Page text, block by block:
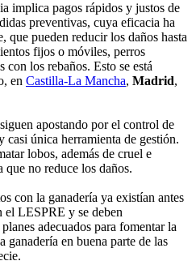
implica pagos rápidos y justos de
preventivas, cuya eficacia ha
que pueden reducir los daños hasta
fijos o móviles, perros
con los rebaños. Esto se está
en Castilla-La Mancha, Madrid,
apostando por el control de
única herramienta de gestión.
lobos, además de cruel e
que no reduce los daños.
con la ganadería ya existían antes
el LESPRE y se deben
adecuados para fomentar la
ganadería en buena parte de las